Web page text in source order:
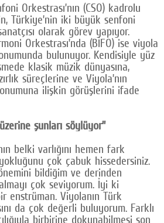
Orkestrası’nın (CSO) kadrolu
Türkiye’nin iki büyük senfoni
olarak görev yapıyor.
Orkestrası’nda (BİFO) ise viyola
bulunuyor. Kendisiyle yüz
klasik müzik dünyasına,
süreçlerine ve Viyola’nın
ilişkin görüşlerini ifade
şunları söylüyor”
belki varlığını hemen fark
çok çabuk hissedersiniz.
bildiğim ve derinden
çok seviyorum. İyi ki
enstrüman. Viyolanın Türk
da çok değerli buluyorum. Farklı
birbirine dokunabilmesi son